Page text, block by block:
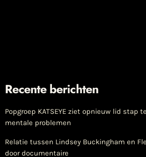
Recente berichten
Popgroep KATSEYE ziet opnieuw lid stap
mentale problemen
Relatie tussen Lindsey Buckingham en
door documentaire